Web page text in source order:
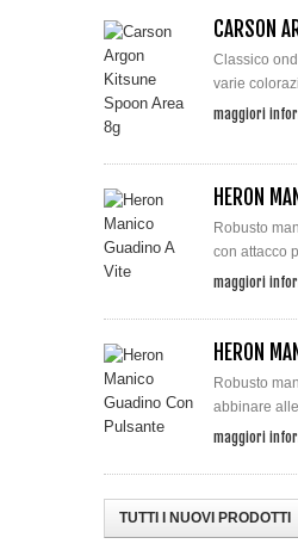
CARSON
Classico
varie
maggiori
HERON
Robusto
con attacco
maggiori
HERON
Robusto
abbinare
maggiori
TUTTI I NUOVI PRODOTTI